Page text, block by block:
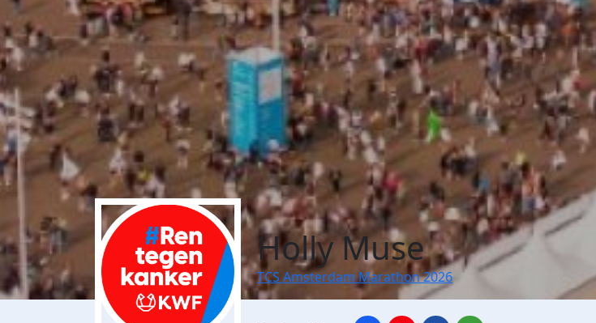
Holly Muse
TCS Amsterdam Marathon 2026